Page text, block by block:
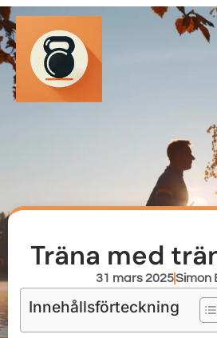
Träna med
31 mars 2025Simon
Innehållsförteckning